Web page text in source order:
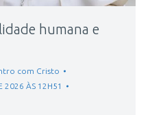
humana e
com Cristo
2026 ÀS 12H51